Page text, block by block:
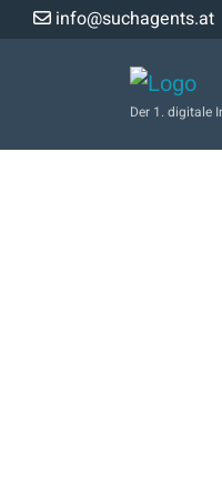
info@suchagents.at
Der 1. digitale